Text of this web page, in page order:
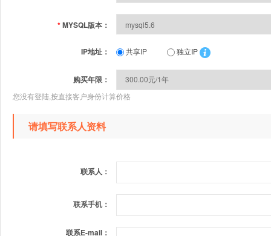
*MYSQL版本：
IP地址： 共享IP 独立IP
购买年限：
您没有登陆,按直接客户身份计算价格
请填写联系人资料
联系人：
联系手机：
联系E-mail：